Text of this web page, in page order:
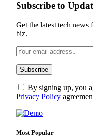
Subscribe to
Get the latest tech news
biz.
By signing up, you
Privacy Policy
Most Popular